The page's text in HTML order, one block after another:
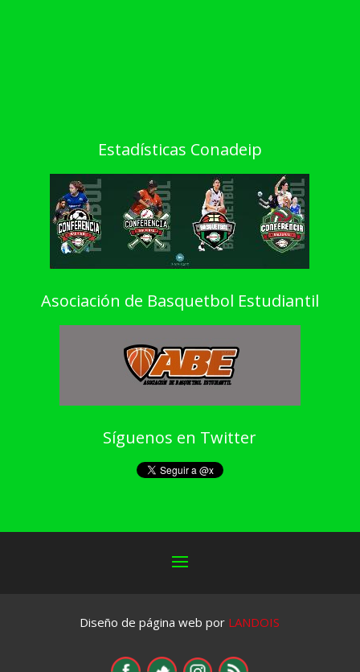
Estadísticas Conadeip
Asociación de Basquetbol Estudiantil
Síguenos en Twitter
Diseño de página web por LANDOIS